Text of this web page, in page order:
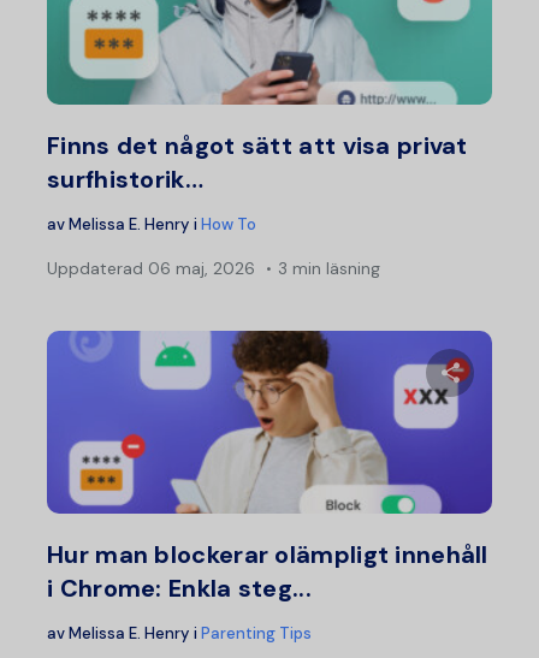
Dela
Finns det något sätt att visa privat
surfhistorik…
avMelissa E. Henry i How To
Uppdaterad 06 maj, 2026 3 min läsning
Hur man blockerar olämpligt innehåll
i Chrome: Enkla steg...
avMelissa E. Henry i Parenting Tips